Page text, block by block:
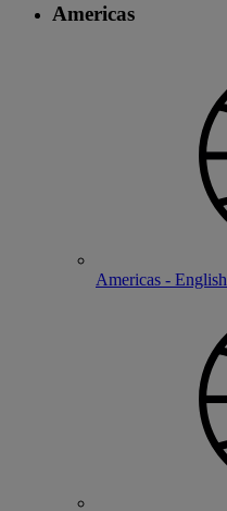
Americas
Americas - English